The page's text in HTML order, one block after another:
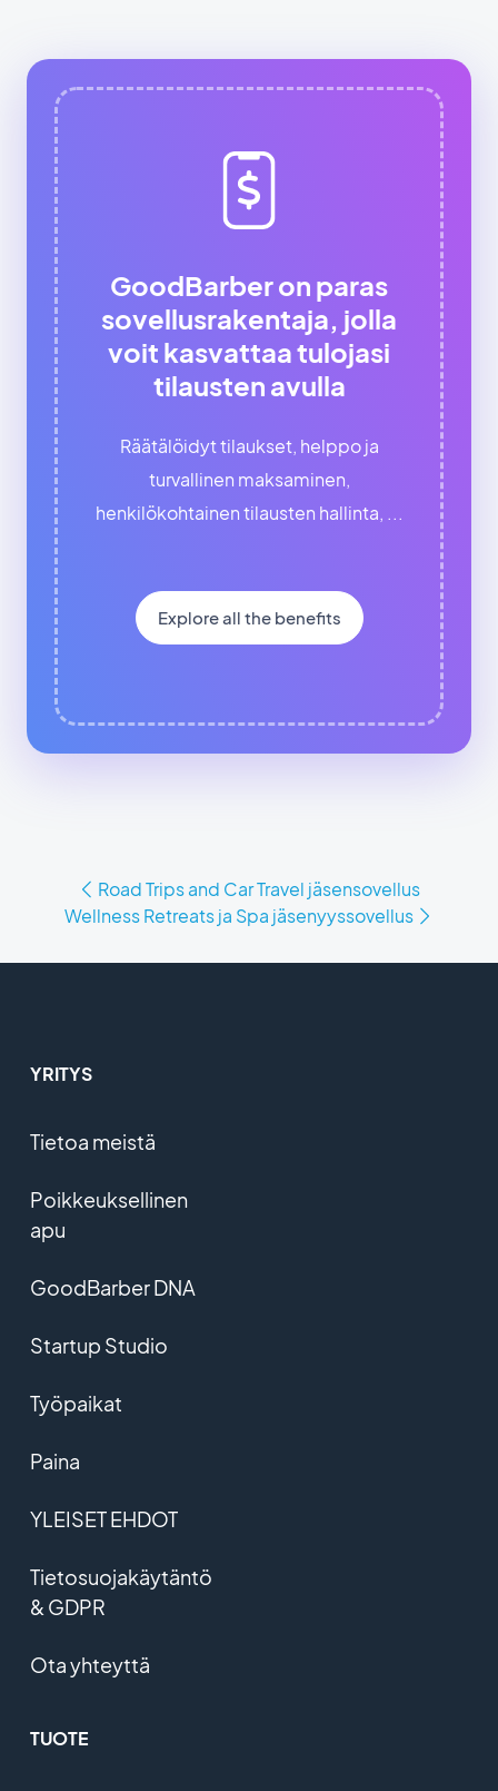
GoodBarber on paras
sovellusrakentaja, jolla
voit kasvattaa tulojasi
tilausten avulla
Räätälöidyt tilaukset, helppo ja
turvallinen maksaminen,
henkilökohtainen tilausten hallinta, ...
Explore all the benefits
Road Trips and Car Travel jäsensovellus
Wellness Retreats ja Spa jäsenyyssovellus
YRITYS
Tietoa meistä
Poikkeuksellinen
apu
GoodBarber DNA
Startup Studio
Työpaikat
Paina
YLEISET EHDOT
Tietosuojakäytäntö
& GDPR
Ota yhteyttä
TUOTE